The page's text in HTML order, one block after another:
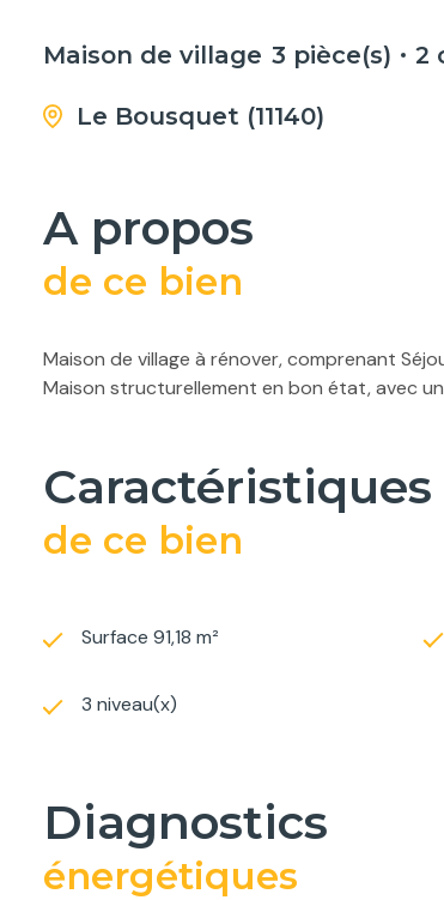
Maison de village 3 pièce(s) 2
Le Bousquet (11140)
a propos
de ce bien
Maison de village à rénover, comprenant
Maison structurellement en bon état, avec
caractéristiques
de ce bien
Surface 91,18 m²
3 niveau(x)
diagnostics
énergétiques